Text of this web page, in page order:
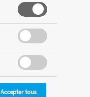
Accepter tous